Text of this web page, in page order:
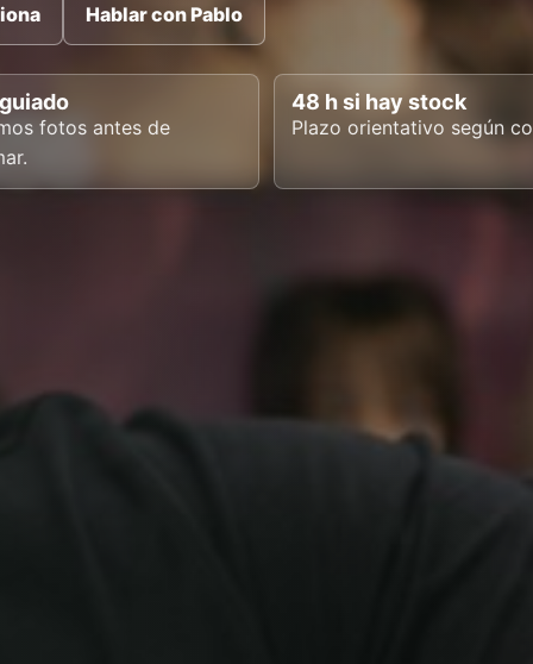
Hablar con Pablo
fotos antes de
48 h si hay stock
Plazo orientativo según